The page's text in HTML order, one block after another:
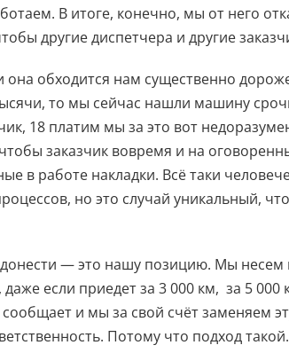
В итоге, конечно, мы от него
другие диспетчера и другие
обходится нам существенно
то мы сейчас нашли машину
18 платим мы за это вот
заказчик вовремя и на
в работе накладки. Всё таки
но это случай уникальный,
— это нашу позицию. Мы несем
даже если приедет за 3 000 км, за 5
и мы за свой счёт заменяем
Потому что подход